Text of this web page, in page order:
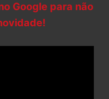
Google para não